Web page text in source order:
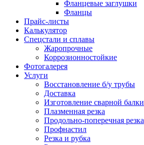
Фланцевые заглушки
Фланцы
Прайс-листы
Калькулятор
Спецстали и сплавы
Жаропрочные
Коррозионностойкие
Фотогалерея
Услуги
Восстановление б/у трубы
Доставка
Изготовление сварной балки
Плазменная резка
Продольно-поперечная резка
Профнастил
Резка и рубка